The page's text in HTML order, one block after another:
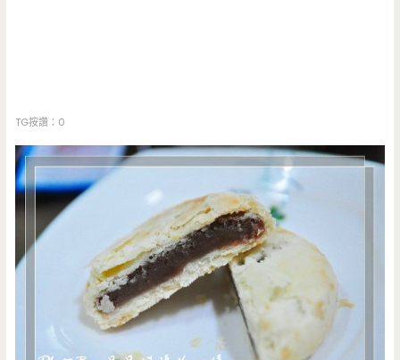
TG按讚：0